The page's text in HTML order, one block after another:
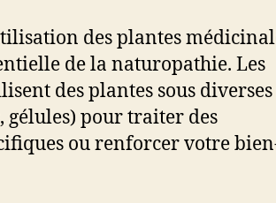
des plantes
de la naturopathie. Les
des plantes sous diverses
gélules) pour traiter des
ou renforcer votre